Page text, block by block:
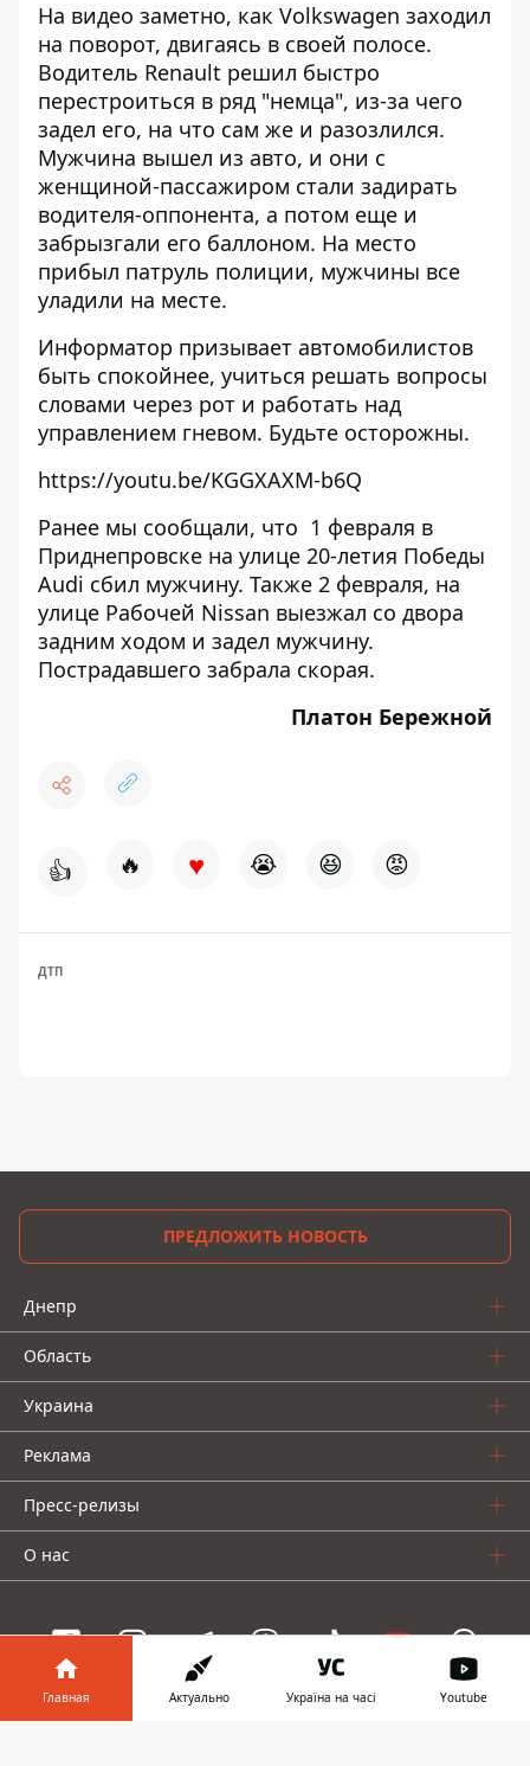
На видео заметно, как Volkswagen заходил
на поворот, двигаясь в своей полосе.
Водитель Renault решил быстро
перестроиться в ряд "немца", из-за чего
задел его, на что сам же и разозлился.
Мужчина вышел из авто, и они с
женщиной-пассажиром стали задирать
водителя-оппонента, а потом еще и
забрызгали его баллоном. На место
прибыл патруль полиции, мужчины все
уладили на месте.
Информатор призывает автомобилистов
быть спокойнее, учиться решать вопросы
словами через рот и работать над
управлением гневом. Будьте осторожны.
https://youtu.be/KGGXAXM-b6Q
Ранее мы сообщали, что 1 февраля в
Приднепровске на улице 20-летия Победы
Audi сбил мужчину. Также 2 февраля, на
улице Рабочей Nissan выезжал со двора
задним ходом и задел мужчину.
Пострадавшего забрала скорая.
Платон Бережной
👍 🔥 ♥ 😭 😆 😡
ДТП
ПРЕДЛОЖИТЬ НОВОСТЬ
Днепр
Область
Украина
Реклама
Пресс-релизы
О нас
Главная Актуально Україна на часі Youtube